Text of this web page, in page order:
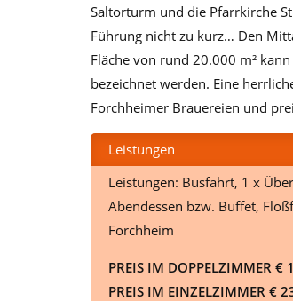
Saltorturm und die Pfarrkirche
Führung nicht zu kurz… Den
Fläche von rund 20.000 m²
bezeichnet werden. Eine
Forchheimer Brauereien und
Leistungen
Leistungen: Busfahrt, 1 x
Abendessen bzw. Buffet,
Forchheim
PREIS IM DOPPELZIMMER €
PREIS IM EINZELZIMMER €